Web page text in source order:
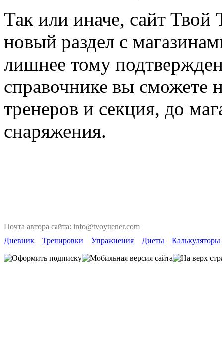
Так или иначе, сайт Твой
новый раздел с
лишнее тому
справочнике вы сможете
тренеров и секция, до
снаряжения.
Почта автора сайта: info@tvoytrener.com
Дневник
Тренировки Упражнения Диеты Калькуляторы